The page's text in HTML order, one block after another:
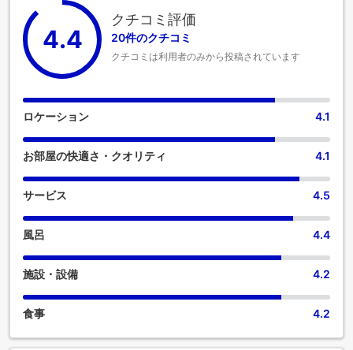
4.4
クチコミ評価
20件のクチコミ
クチコミは利用者のみから投稿されています
ロケーション 4.1
お部屋の快適さ・クオリティ 4.1
サービス 4.5
風呂 4.4
施設・設備 4.2
食事 4.2